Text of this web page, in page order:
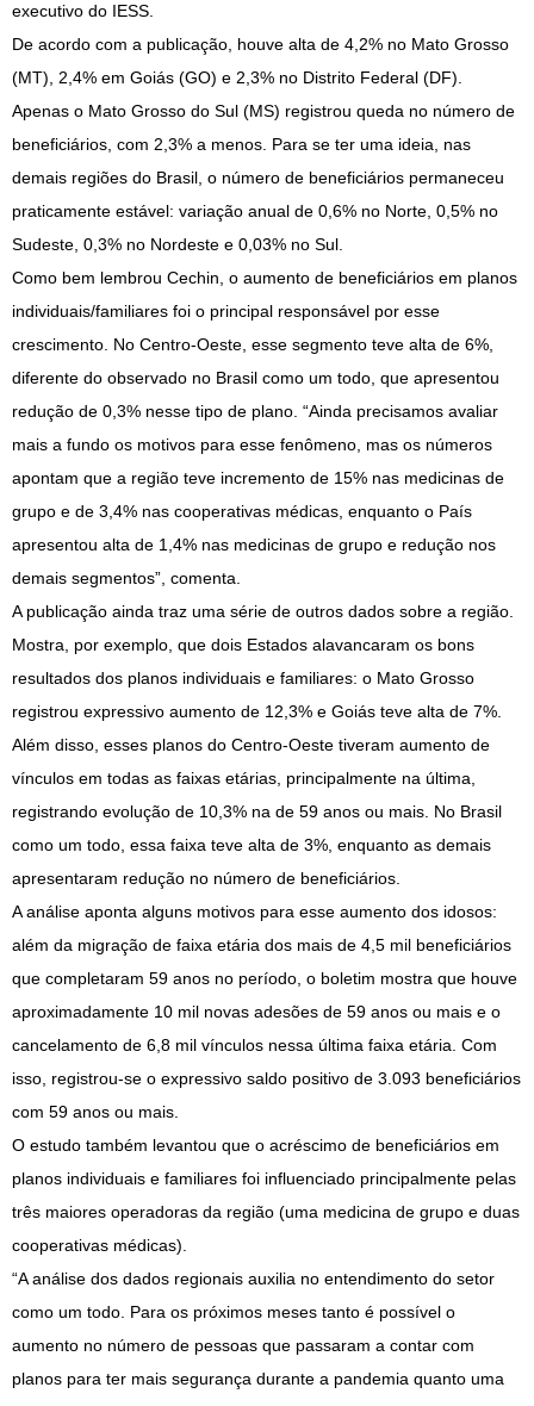
executivo do IESS.
De acordo com a publicação, houve alta de 4,2% no Mato Grosso
(MT), 2,4% em Goiás (GO) e 2,3% no Distrito Federal (DF).
Apenas o Mato Grosso do Sul (MS) registrou queda no número de
beneficiários, com 2,3% a menos. Para se ter uma ideia, nas
demais regiões do Brasil, o número de beneficiários permaneceu
praticamente estável: variação anual de 0,6% no Norte, 0,5% no
Sudeste, 0,3% no Nordeste e 0,03% no Sul.
Como bem lembrou Cechin, o aumento de beneficiários em planos
individuais/familiares foi o principal responsável por esse
crescimento. No Centro-Oeste, esse segmento teve alta de 6%,
diferente do observado no Brasil como um todo, que apresentou
redução de 0,3% nesse tipo de plano. “Ainda precisamos avaliar
mais a fundo os motivos para esse fenômeno, mas os números
apontam que a região teve incremento de 15% nas medicinas de
grupo e de 3,4% nas cooperativas médicas, enquanto o País
apresentou alta de 1,4% nas medicinas de grupo e redução nos
demais segmentos”, comenta.
A publicação ainda traz uma série de outros dados sobre a região.
Mostra, por exemplo, que dois Estados alavancaram os bons
resultados dos planos individuais e familiares: o Mato Grosso
registrou expressivo aumento de 12,3% e Goiás teve alta de 7%.
Além disso, esses planos do Centro-Oeste tiveram aumento de
vínculos em todas as faixas etárias, principalmente na última,
registrando evolução de 10,3% na de 59 anos ou mais. No Brasil
como um todo, essa faixa teve alta de 3%, enquanto as demais
apresentaram redução no número de beneficiários.
A análise aponta alguns motivos para esse aumento dos idosos:
além da migração de faixa etária dos mais de 4,5 mil beneficiários
que completaram 59 anos no período, o boletim mostra que houve
aproximadamente 10 mil novas adesões de 59 anos ou mais e o
cancelamento de 6,8 mil vínculos nessa última faixa etária. Com
isso, registrou-se o expressivo saldo positivo de 3.093 beneficiários
com 59 anos ou mais.
O estudo também levantou que o acréscimo de beneficiários em
planos individuais e familiares foi influenciado principalmente pelas
três maiores operadoras da região (uma medicina de grupo e duas
cooperativas médicas).
“A análise dos dados regionais auxilia no entendimento do setor
como um todo. Para os próximos meses tanto é possível o
aumento no número de pessoas que passaram a contar com
planos para ter mais segurança durante a pandemia quanto uma